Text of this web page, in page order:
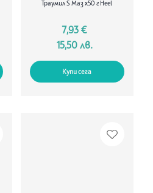
Траумил S Маз x50 г Heel
7,93 €
15,50 лв.
Купи сега